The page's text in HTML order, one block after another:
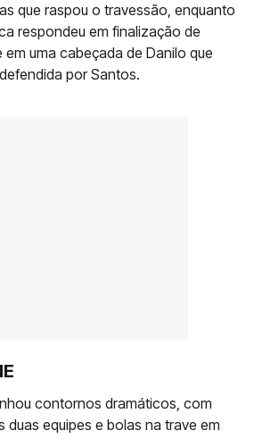
que raspou o travessão, enquanto
respondeu em finalização de
em uma cabeçada de Danilo que
por Santos.
contornos dramáticos, com
duas equipes e bolas na trave em